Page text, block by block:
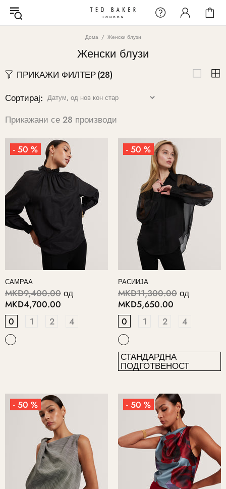
Дома Женски блузи
Женски блузи
ПРИКАЖИ ФИЛТЕР(28)
Сортирај:
Прикажани се 28 производи
- 50 %
САМРАА
MKD9,400.00 од
MKD4,700.00
0
1 2 4
- 50 %
РАСИИЈА
MKD11,300.00 од
MKD5,650.00
0
1 2 4
СТАНДАРДНА
ПОДГОТВЕНОСТ
- 50 % - 50 %